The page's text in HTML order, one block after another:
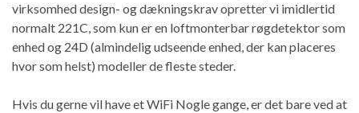
virksomhed design- og dækningskrav opretter vi imidlertid
normalt 221C, som kun er en loftmonterbar røgdetektor som
enhed og 24D (almindelig udseende enhed, der kan placeres
hvor som helst) modeller de fleste steder.
Hvis du gerne vil have et WiFi Nogle gange, er det bare ved at